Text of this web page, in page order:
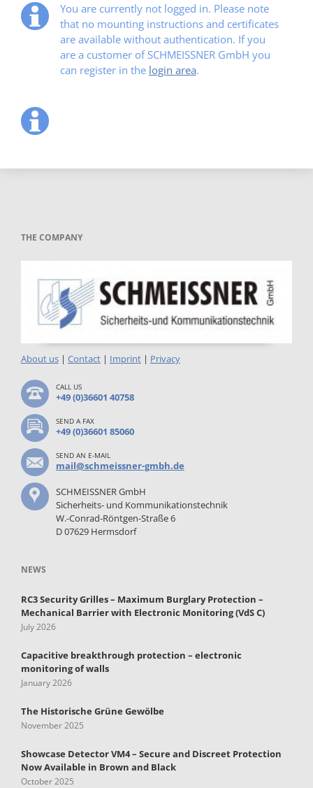
You are currently not logged in. Please note
that no mounting instructions and certificates
are available without authentication. If you
are a customer of SCHMEISSNER GmbH you
can register in the login area.
THE COMPANY
About us| Contact| Imprint| Privacy
CALL US
+49 (0)36601 40758
SEND A FAX
+49 (0)36601 85060
SEND AN E-MAIL
mail@schmeissner-gmbh.de
SCHMEISSNER GmbH
Sicherheits- und Kommunikationstechnik
W.-Conrad-Röntgen-Straße 6
D 07629 Hermsdorf
NEWS
RC3 Security Grilles – Maximum Burglary Protection –
Mechanical Barrier with Electronic Monitoring (VdS C)
July 2026
Capacitive breakthrough protection – electronic
monitoring of walls
January 2026
The Historische Grüne Gewölbe
November 2025
Showcase Detector VM4 – Secure and Discreet Protection
Now Available in Brown and Black
October 2025